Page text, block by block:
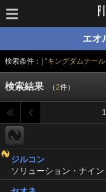
エオ
検索条件：| "キングダムテー
検索結果 （2件）
ジルコン
ソリューション・ナイ